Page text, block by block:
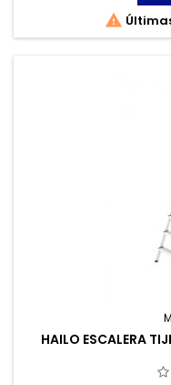

HAILO ESCALERA